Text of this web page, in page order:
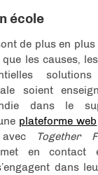
école
de plus en
les causes,
soient
dans le
plateforme web
avec Together
en contact
dans